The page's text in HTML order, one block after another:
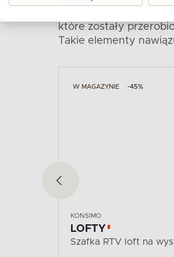
które zostały
Takie elementy
W MAGAZYNIE -45%
KONSIMO
LOFTY
Szafka RTV loft na